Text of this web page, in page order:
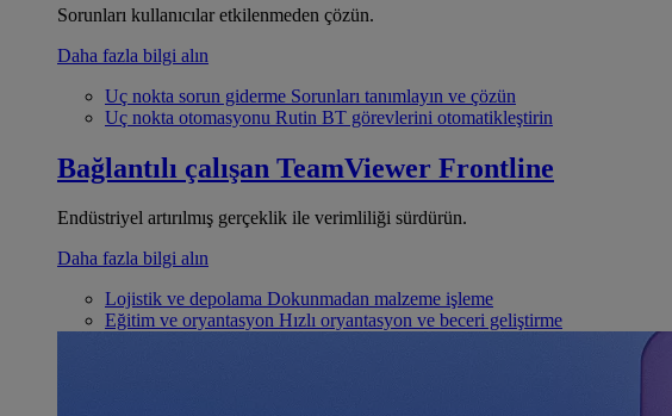
Sorunları kullanıcılar etkilenmeden çözün.
Daha fazla bilgi alın
Uç nokta sorun giderme Sorunları tanımlayın ve çözün
Uç nokta otomasyonu Rutin BT görevlerini otomatikleştirin
Bağlantılı çalışan TeamViewer Frontline
Endüstriyel artırılmış gerçeklik ile verimliliği sürdürün.
Daha fazla bilgi alın
Lojistik ve depolama Dokunmadan malzeme işleme
Eğitim ve oryantasyon Hızlı oryantasyon ve beceri geliştirme